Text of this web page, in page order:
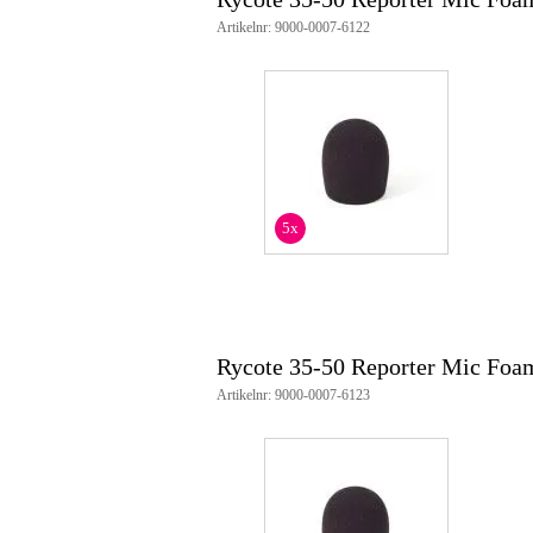
Artikelnr: 9000-0007-6122
5x
Rycote 35-50 Reporter Mic
Artikelnr: 9000-0007-6123